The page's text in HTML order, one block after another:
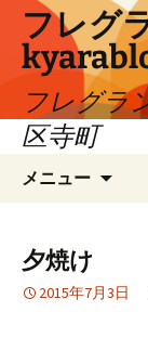
ツ
フレグ
フレグラ
区寺町
メニュー
夕焼け
2015年7月3日